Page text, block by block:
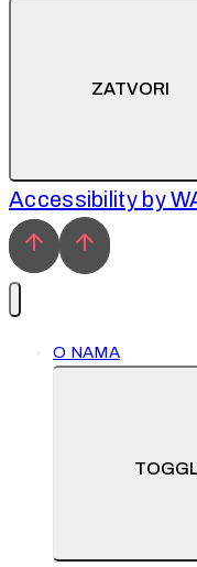
ZATVORI
Accessibility by
O NAMA